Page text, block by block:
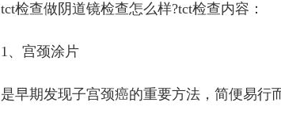
tct检查做阴道镜检查怎么样?tct检查内容：
1、宫颈涂片
是早期发现子宫颈癌的重要方法，简便易行